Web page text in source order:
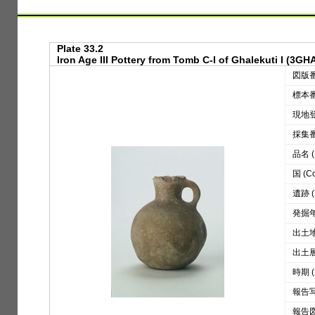
Plate 33.2
Iron Age III Pottery from Tomb C-I of Ghalekuti I
図版
標本
現地
採集
品名
国
遺跡
発掘
出土
出土
時期
報告
報告